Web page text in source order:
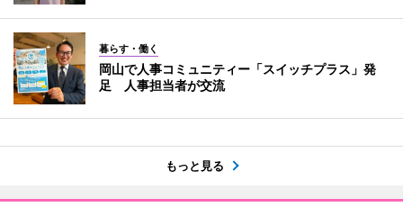
暮らす・働く
岡山で人事コミュニティー「スイッチプラス」発
足 人事担当者が交流
もっと見る